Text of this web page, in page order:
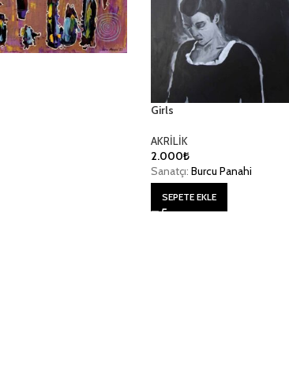
Girls
AKRİLİK
2.000₺
Sanatçı: Burcu Panahi
SEPETE EKLE